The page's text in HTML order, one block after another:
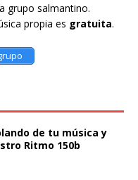
grupo salmantino.
propia es gratuita.
de tu música y
Ritmo 150b